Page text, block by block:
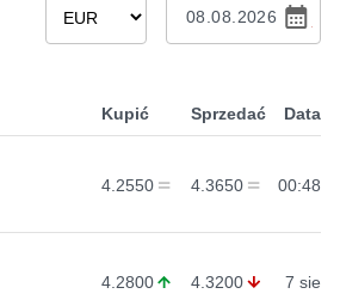
Kupić Sprzedać Data
4.2550 4.3650 00:48
4.2800 4.3200 7 sie